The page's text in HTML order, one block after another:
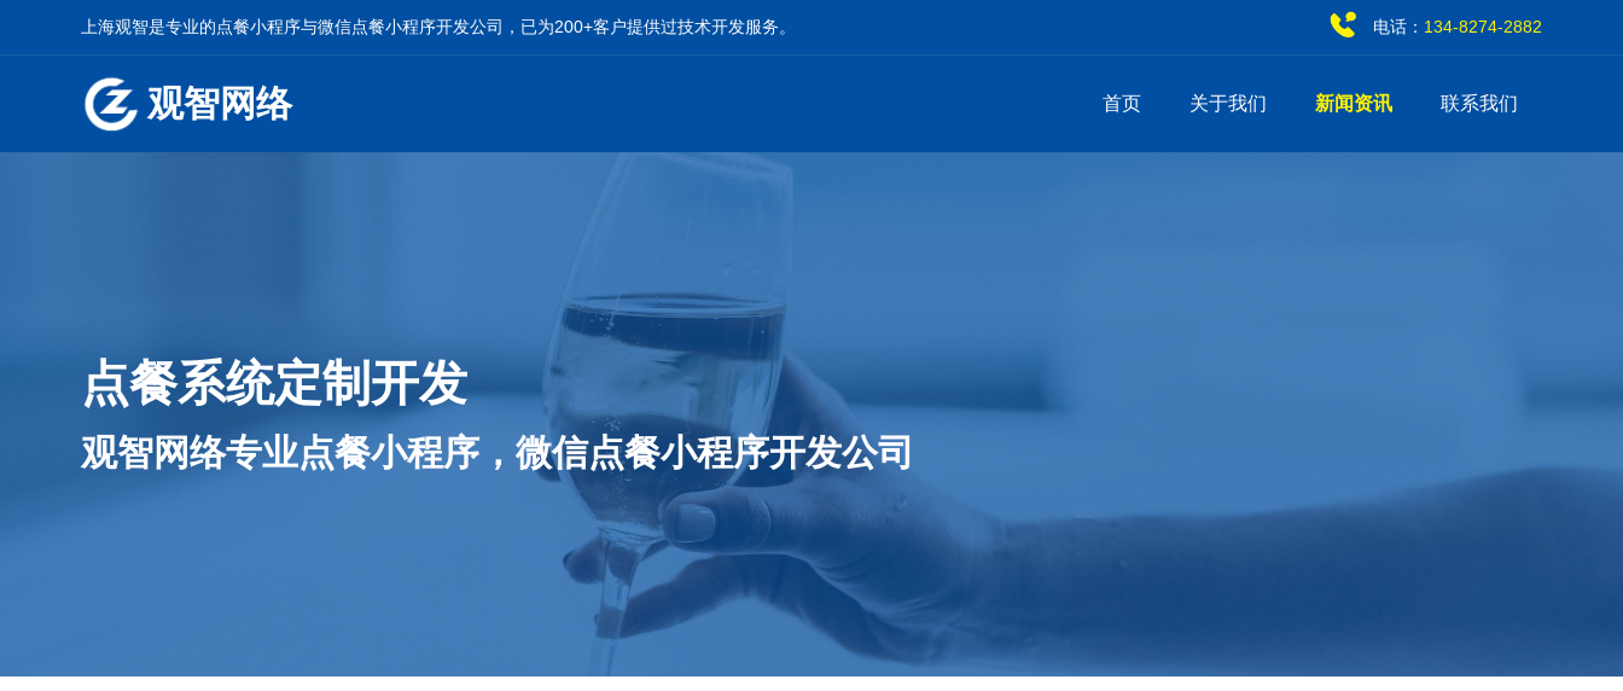
上海观智是专业的点餐小程序与微信点餐小程序开发公司，已为200+客户提供过技术开发服务。 134-8274-2882
电话：
观智网络 首页 关于我们 新闻资讯 联系我们
点餐系统定制开发
观智网络专业点餐小程序，微信点餐小程序开发公司